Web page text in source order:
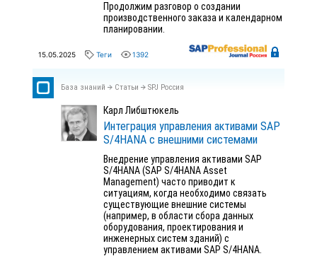
Продолжим разговор о создании
производственного заказа и календарном
планировании.
15.05.2025 Теги 1392
База знаний Статьи SPJ Россия
Карл Либштюкель
Интеграция управления активами SAP
S/4HANA с внешними системами
Внедрение управления активами SAP
S/4HANA (SAP S/4HANA Asset
Management) часто приводит к
ситуациям, когда необходимо связать
существующие внешние системы
(например, в области сбора данных
оборудования, проектирования и
инженерных систем зданий) с
управлением активами SAP S/4HANA.